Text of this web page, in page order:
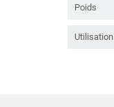
Poids
Utilisation